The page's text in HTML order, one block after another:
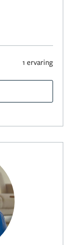
1 ervaring